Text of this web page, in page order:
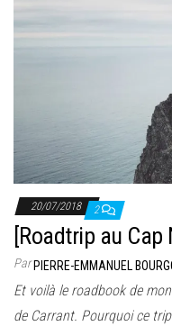
20/07/2018 2
[Roadtrip au
ParPIERRE-EMMANUEL
Et voilà le roadbook de
de Carrant. Pourquoi ce